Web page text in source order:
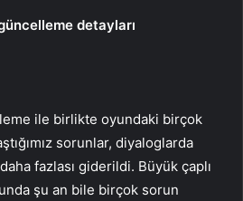
detayları
ile birlikte oyundaki birçok
sorunlar, diyaloglarda
fazlası giderildi. Büyük çaplı
şu an bile birçok sorun